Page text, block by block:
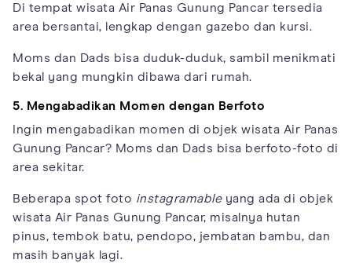
Di tempat wisata Air Panas Gunung Pancar tersedia
area bersantai, lengkap dengan gazebo dan kursi.
Moms dan Dads bisa duduk-duduk, sambil menikmati
bekal yang mungkin dibawa dari rumah.
5. Mengabadikan Momen dengan Berfoto
Ingin mengabadikan momen di objek wisata Air Panas
Gunung Pancar? Moms dan Dads bisa berfoto-foto di
area sekitar.
Beberapa spot foto instagramableyang ada di objek
wisata Air Panas Gunung Pancar, misalnya hutan
pinus, tembok batu, pendopo, jembatan bambu, dan
masih banyak lagi.